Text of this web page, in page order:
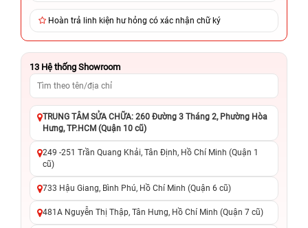
Hoàn trả linh kiện hư hỏng có xác nhận chữ ký
13 Hệ thống Showroom
TRUNG TÂM SỬA CHỮA: 260 Đường 3 Tháng 2, Phường Hòa
Hưng, TP.HCM (Quận 10 cũ)
249 -251 Trần Quang Khải, Tân Định, Hồ Chí Minh (Quận 1
cũ)
733 Hậu Giang, Bình Phú, Hồ Chí Minh (Quận 6 cũ)
481A Nguyễn Thị Thập, Tân Hưng, Hồ Chí Minh (Quận 7 cũ)